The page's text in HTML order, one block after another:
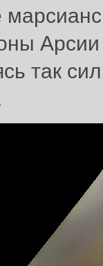
так